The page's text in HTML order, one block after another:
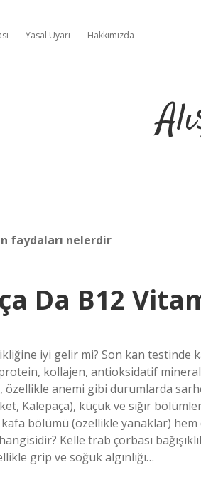
Yasal Uyarı Hakkımızda
faydaları nelerdir
Da B12
iyi gelir mi? Son kan testinde
kollajen, antioksidatif
özellikle anemi gibi durumlarda
bölümü (özellikle yanaklar)
Kelle trab çorbası
grip ve soğuk algınlığı…